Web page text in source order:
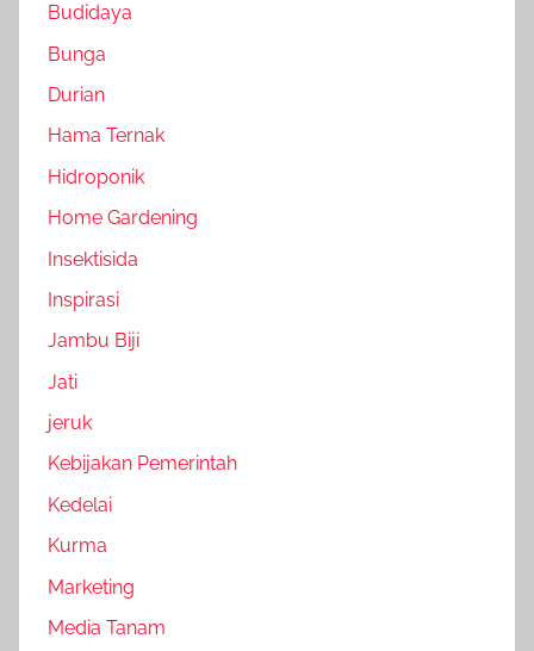
Budidaya
Bunga
Durian
Hama Ternak
Hidroponik
Home Gardening
Insektisida
Inspirasi
Jambu Biji
Jati
jeruk
Kebijakan Pemerintah
Kedelai
Kurma
Marketing
Media Tanam